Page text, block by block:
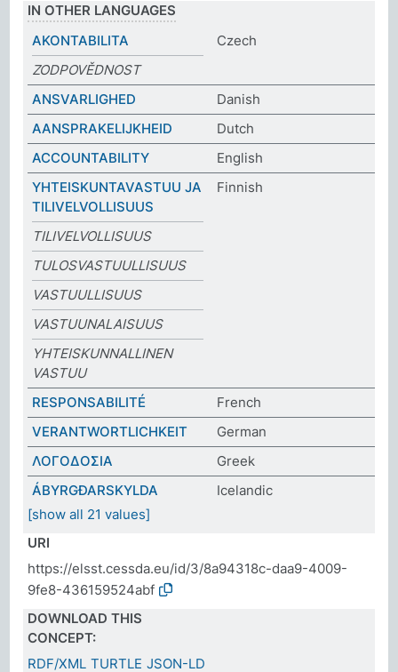
IN OTHER LANGUAGES
AKONTABILITA
Czech
ZODPOVĚDNOST
ANSVARLIGHED
Danish
AANSPRAKELIJKHEID
Dutch
ACCOUNTABILITY
English
YHTEISKUNTAVASTUU JA
TILIVELVOLLISUUS
Finnish
TILIVELVOLLISUUS
TULOSVASTUULLISUUS
VASTUULLISUUS
VASTUUNALAISUUS
YHTEISKUNNALLINEN
VASTUU
RESPONSABILITÉ
French
VERANTWORTLICHKEIT
German
ΛΟΓΟΔΟΣΙΑ
Greek
ÁBYRGÐARSKYLDA
Icelandic
[show all 21 values]
URI
https://elsst.cessda.eu/id/3/8a94318c-daa9-4009-
9fe8-436159524abf
DOWNLOAD THIS
CONCEPT:
RDF/XML TURTLE JSON-LD